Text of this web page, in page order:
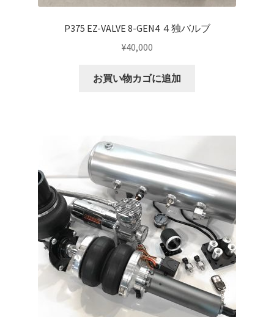
P375 EZ-VALVE 8-GEN4 ４独バルブ
¥40,000
お買い物カゴに追加